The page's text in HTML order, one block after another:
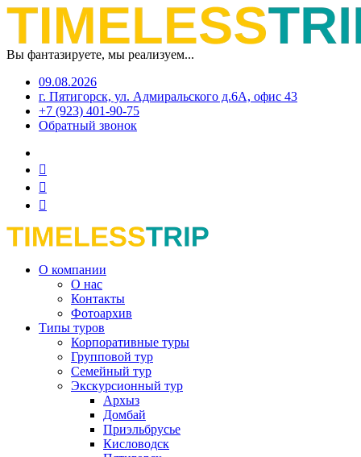
Вы фантазируете, мы реализуем...
09.08.2026
г. Пятигорск, ул. Адмиральского д.6А, офис 43
+7 (923) 401-90-75
Обратный звонок
О компании
О нас
Контакты
Фотоархив
Типы туров
Корпоративные туры
Групповой тур
Семейный тур
Экскурсионный тур
Архыз
Домбай
Приэльбрусье
Кисловодск